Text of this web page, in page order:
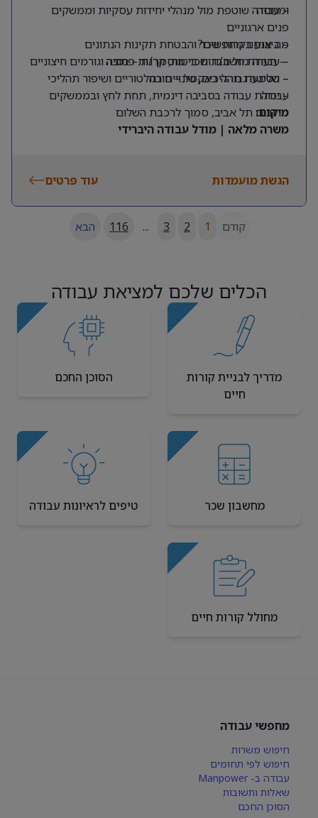
ומנוסה
– עבודה שוטפת מול מנהלי יחידות עסקיות וממשקים
פנים ארגוניים
– ביצוע בקרות שכר והבטחת תקינות הנתונים
– עבודה מול חברות ביטוח, קרנות פנסיה וגורמים חיצוניים
– הטמעת תהליכים, שינויים רגולטוריים ושיפור תהליכי
עבודה
מה אנחנו מחפשים?
– תעודת חשב/ת שכר מוסמך/ת – חובה
– שליטה גבוהה באקסל – חובה
– יכולת עבודה בסביבה דינמית, תחת לחץ ובממשקים
מרובים
מיקום: תל אביב, סמוך לרכבת השלום
משרה מלאה | מודל עבודה היברידי
הגשת מועמדות עוד פרטים
קודם 1
2
3
...
116 הבא
הכלים שלכם למציאת עבודה
מדריך לבניית קורות
חיים
הסוכן החכם
מחשבון שכר טיפים לראיונות עבודה
מחולל קורות חיים
מחפשי עבודה
חיפוש משרות
חיפוש לפי תחומים
עבודה ב- Manpower
שאלות ותשובות
הסוכן החכם